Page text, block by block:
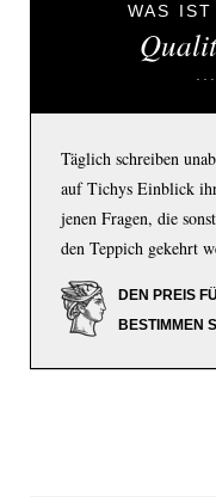
WAS IST
Täglich schreiben
auf Tichys Einblick
jenen Fragen, die
den Teppich gekehrt
DEN PREIS
BESTIMMEN